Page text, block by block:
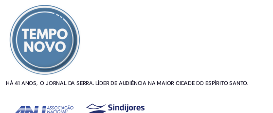
HÁ 41 ANOS, O JORNAL DA SERRA. LÍDER DE AUDIÊNCIA NA MAIOR CIDADE DO ESPÍRITO SANTO.